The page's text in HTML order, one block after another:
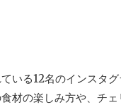
いる12名のインスタ
材の楽しみ方や、チ